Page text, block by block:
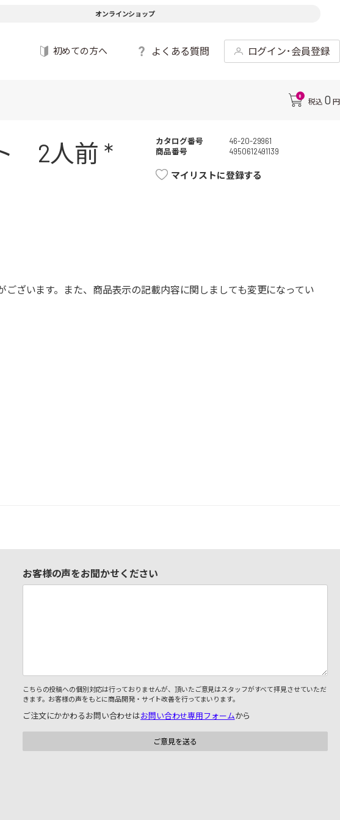
オンラインショップ
初めての方へ よくある質問 ログイン･会員登録
0
税込 0 円
2人前 * カタログ番号
46-20-29961
商品番号
4950612491139
マイリストに登録する
ざいます。また、商品表示の記載内容に関しましても変更になってい
お客様の声をお聞かせください
こちらの投稿への個別対応は行っておりませんが、頂いたご意見はスタッフがすべて拝見させていただ
きます。お客様の声をもとに商品開発・サイト改善を行ってまいります。
ご注文にかかわるお問い合わせはお問い合わせ専用フォームから